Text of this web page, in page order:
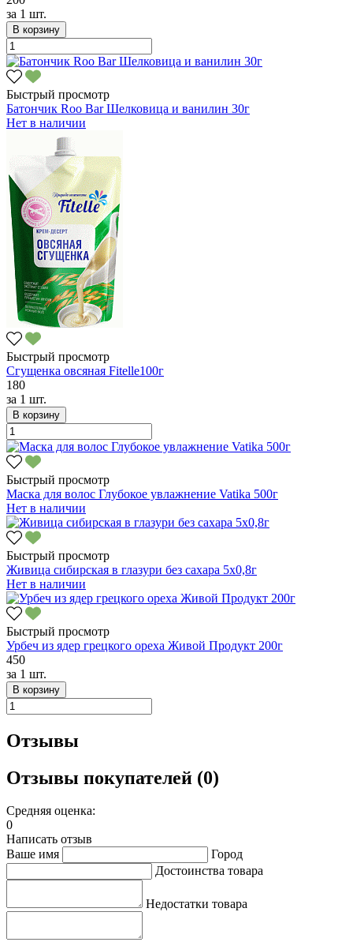
за 1 шт.
В корзину
Быстрый просмотр
Батончик Roo Bar Шелковица и ванилин 30г
Нет в наличии
Быстрый просмотр
Сгущенка овсяная Fitelle100г
180
за 1 шт.
В корзину
Быстрый просмотр
Маска для волос Глубокое увлажнение Vatika 500г
Нет в наличии
Быстрый просмотр
Живица сибирская в глазури без сахара 5х0,8г
Нет в наличии
Быстрый просмотр
Урбеч из ядер грецкого ореха Живой Продукт 200г
450
за 1 шт.
В корзину
Отзывы
Отзывы покупателей (0)
Средняя оценка:
0
Написать отзыв
Ваше имя
Город
Достоинства товара
Недостатки товара